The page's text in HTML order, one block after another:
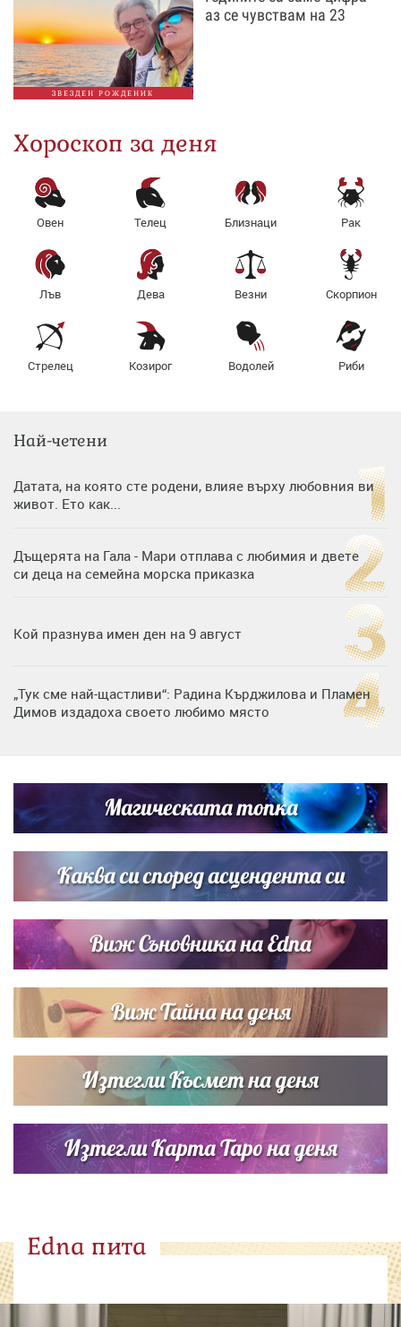
ЗВЕЗДЕН РОЖДЕНИК
аз се чувствам на 23
Хороскоп за деня
Овен Телец Близнаци Рак
Лъв Дева Везни Скорпион
Стрелец Козирог Водолей Риби
Най-четени
Датата, на която сте родени, влияе върху любовния ви
живот. Ето как...
Дъщерята на Гала - Мари отплава с любимия и двете
си деца на семейна морска приказка
Кой празнува имен ден на 9 август
„Тук сме най-щастливи“: Радина Кърджилова и Пламен
Димов издадоха своето любимо място
Братя Аргирови я изненадаха с песен
Магическата топка
Каква си според асцендента си
Виж Съновника на Edna
Виж Тайна на деня
Изтегли Късмет на деня
Изтегли Карта Таро на деня
Edna пита